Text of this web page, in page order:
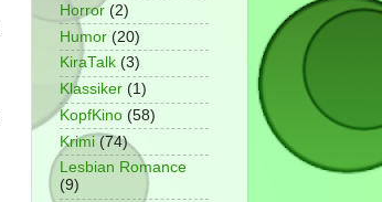
Horror (2)
Humor (20)
KiraTalk (3)
Klassiker (1)
KopfKino (58)
Krimi (74)
Lesbian Romance
(9)